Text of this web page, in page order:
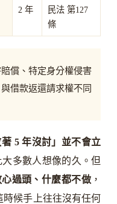
2 年
民法 第127
條
償、特定身分權侵害
借款返還請求權不同
5 年沒討」並不會立
多數人想像的久。但
過頭、什麼都不做 ，
時候手上往往沒有任何